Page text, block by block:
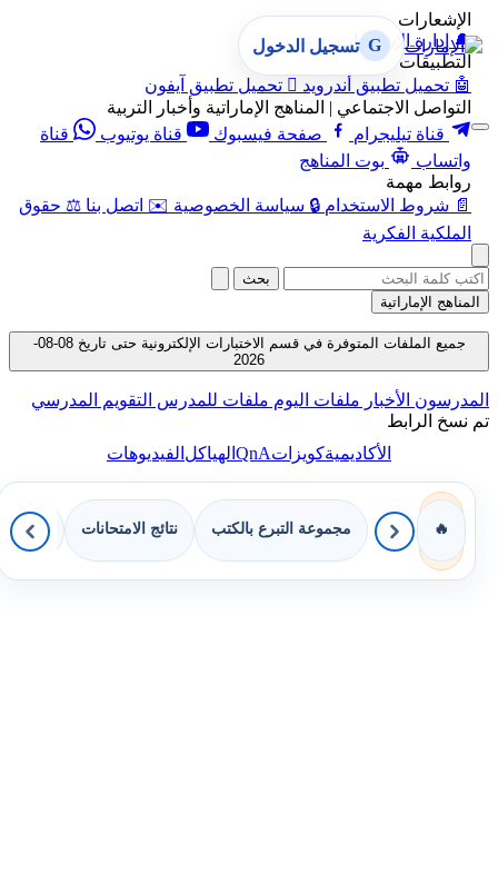
الإشعارات
🔔 إدارة الإشعارات
التطبيقات
🤖 تحميل تطبيق أندرويد  تحميل تطبيق آيفون
التواصل الاجتماعي | المناهج الإماراتية وأخبار التربية
قناة تيليجرام
صفحة فيسبوك قناة يوتيوب
قناة
واتساب
بوت المناهج
روابط مهمة
📄 شروط الاستخدام 🔒 سياسة الخصوصية ✉️ اتصل بنا ⚖️ حقوق
الملكية الفكرية
G تسجيل الدخول
بحث
المناهج الإماراتية
جميع الملفات المتوفرة في قسم الاختبارات الإلكترونية حتى تاريخ 08-08-
2026
المدرسون الأخبار ملفات اليوم ملفات للمدرس التقويم المدرسي
تم نسخ الرابط
الأكاديميةكويزاتQnAالهياكل الفيديوهات
🔥 مجموعة التبرع بالكتب نتائج الامتحانات